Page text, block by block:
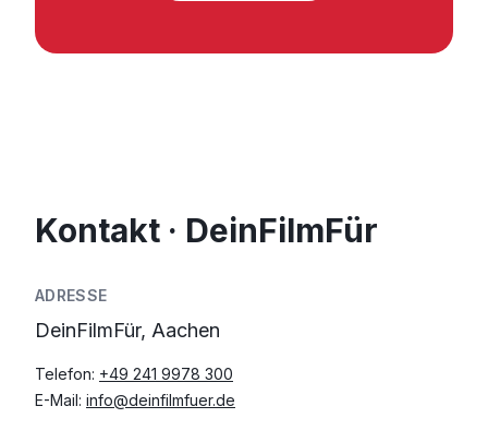
Kontakt · DeinFilmFür
ADRESSE
DeinFilmFür, Aachen
Telefon: +49 241 9978 300
E-Mail: info@deinfilmfuer.de